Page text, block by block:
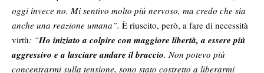
oggi invece no. Mi sentivo molto più nervoso, ma credo che sia
anche una reazione umana”. È riuscito, però, a fare di necessità
virtù: “Ho iniziato a colpire con maggiore libertà, a essere più
aggressivo e a lasciare andare il braccio. Non potevo più
concentrarmi sulla tensione, sono stato costretto a liberarmi